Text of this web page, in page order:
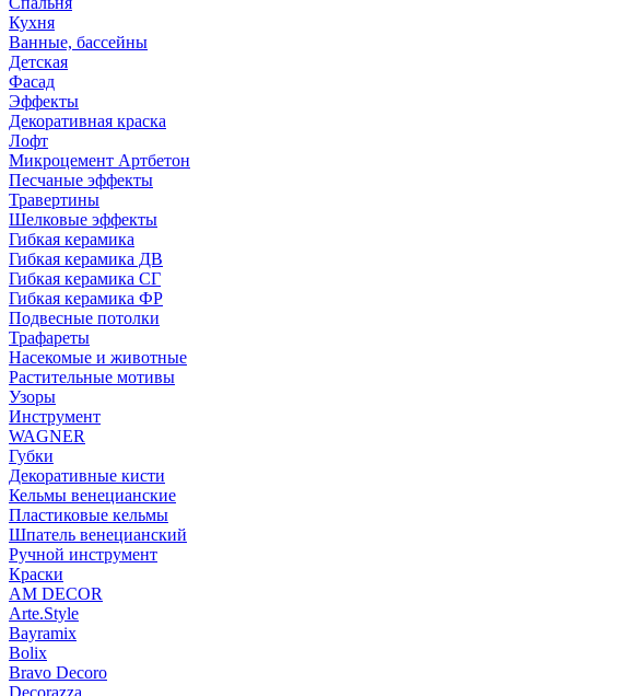
Кухня
Ванные, бассейны
Детская
Фасад
Эффекты
Декоративная краска
Лофт
Микроцемент Артбетон
Песчаные эффекты
Травертины
Шелковые эффекты
Гибкая керамика
Гибкая керамика ДВ
Гибкая керамика СГ
Гибкая керамика ФР
Подвесные потолки
Трафареты
Насекомые и животные
Растительные мотивы
Узоры
Инструмент
WAGNER
Губки
Декоративные кисти
Кельмы венецианские
Пластиковые кельмы
Шпатель венецианский
Ручной инструмент
Краски
AM DECOR
Arte.Style
Bayramix
Bolix
Bravo Decoro
Decorazza